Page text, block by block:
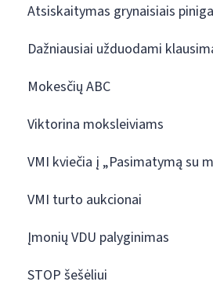
Atsiskaitymas grynaisiais
Dažniausiai užduodami
Mokesčių ABC
Viktorina moksleiviams
VMI kviečia į „Pasimatymą su
VMI turto aukcionai
Įmonių VDU palyginimas
STOP šešėliui